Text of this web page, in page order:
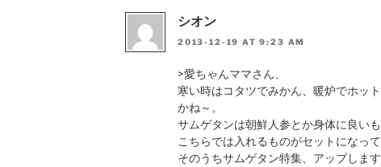
シオン
2013-12-19 AT 9:23 AM
>愛ちゃんママさん、
寒い時はコタツでみかん、暖炉でホッ
かね～。
サムゲタンは朝鮮人参とか身体に良い
こちらでは入れるものがセットになって
そのうちサムゲタン特集、アップします